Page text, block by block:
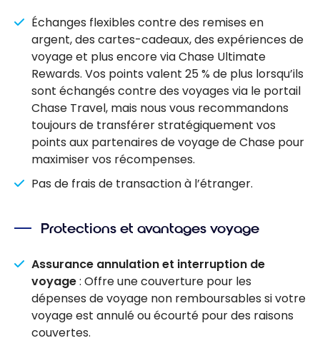
Échanges flexibles contre des remises en
argent, des cartes-cadeaux, des expériences de
voyage et plus encore via Chase Ultimate
Rewards. Vos points valent 25 % de plus lorsqu’ils
sont échangés contre des voyages via le portail
Chase Travel, mais nous vous recommandons
toujours de transférer stratégiquement vos
points aux partenaires de voyage de Chase pour
maximiser vos récompenses.
Pas de frais de transaction à l’étranger.
Protections et avantages voyage
Assurance annulation et interruption de
voyage: Offre une couverture pour les
dépenses de voyage non remboursables si votre
voyage est annulé ou écourté pour des raisons
couvertes.